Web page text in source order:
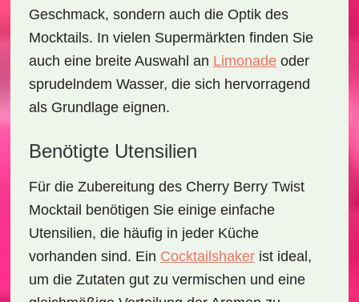
Geschmack, sondern auch die Optik des
Mocktails. In vielen Supermärkten finden Sie
auch eine breite Auswahl an Limonadeoder
sprudelndem Wasser, die sich hervorragend
als Grundlage eignen.
Benötigte Utensilien
Für die Zubereitung des Cherry Berry Twist
Mocktail benötigen Sie einige einfache
Utensilien, die häufig in jeder Küche
vorhanden sind. Ein Cocktailshakerist ideal,
um die Zutaten gut zu vermischen und eine